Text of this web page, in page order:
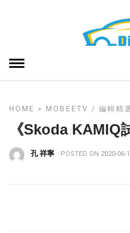
HOME » MOBEETV 編輯精
《Skoda KAMIQ
孔 祥寧 POSTED ON 2020-06-